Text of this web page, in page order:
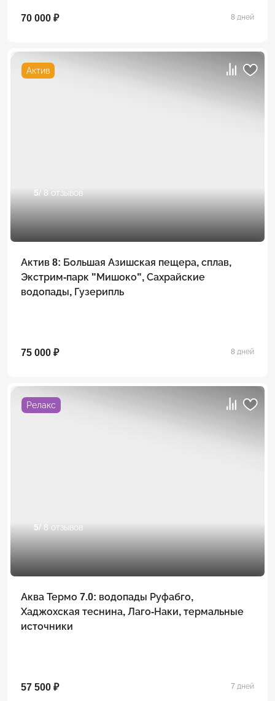
70 000 ₽ 8 дней
Актив
5/ 8 отзывов
Актив 8: Большая Азишская пещера, сплав,
Экстрим-парк "Мишоко", Сахрайские
водопады, Гузерипль
75 000 ₽ 8 дней
Релакс
5/ 8 отзывов
Аква Термо 7.0: водопады Руфабго,
Хаджохская теснина, Лаго-Наки, термальные
источники
57 500 ₽ 7 дней